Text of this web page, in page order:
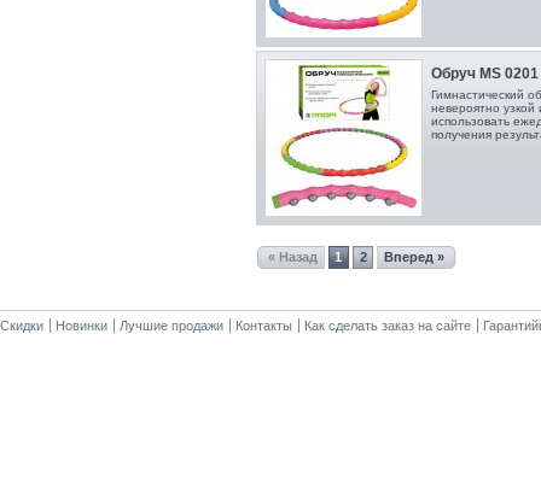
Обруч MS
Гимнастический
невероятно
использовать
получения
« Назад 1 2 Вперед »
Скидки Новинки Лучшие продажи Контакты Как сделать заказ на сайте